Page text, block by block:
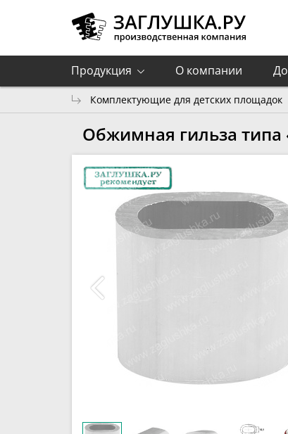
Продукция О компании
Комплектующие для детских площадок
Обжимная гильза типа